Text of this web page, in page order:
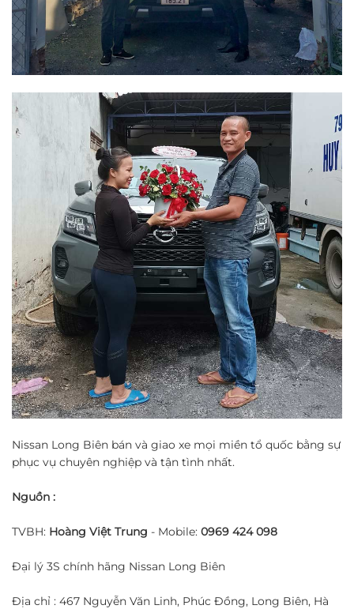
Nissan Long Biên bán và giao xe mọi miền tổ quốc bằng sự
phục vụ chuyên nghiệp và tận tình nhất.
Nguồn :
TVBH: Hoàng Việt Trung - Mobile: 0969 424 098
Đại lý 3S chính hãng Nissan Long Biên
Địa chỉ : 467 Nguyễn Văn Linh, Phúc Đồng, Long Biên, Hà